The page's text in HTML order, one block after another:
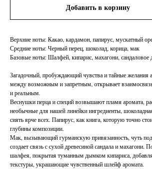
Добавить в корзину
Верхние ноты: Какао, кардамон, папирус, мускатный
Средние ноты: Черный перец, шоколад, корица, мак
Базовые ноты: Шалфей, кипарис, махагони, сандаловое
Загадочный, пробуждающий чувства и тайные желания
между возможным и запретным, открывает
и реальным.​
Веснушки перца и специй возвышают пламя аромата,
необычные для нашей линейки ингредиенты,
сиять ярче всех. Папирус, как книга, которую точно
глубины композиции.
Мак, вызывающий гурманскую привязанность, чуть
создает связь с сухой древесиной сандала и махагони.
шалфея, покрытая туманным дымком кипариса,
текстуры, украшающие чувственный шлейф аромата.